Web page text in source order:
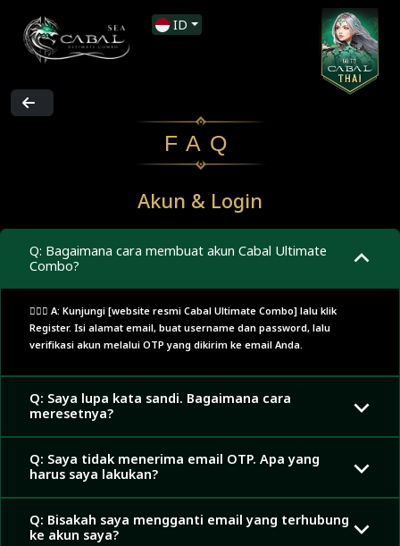
ID
FAQ
Akun & Login
Q: Bagaimana cara membuat akun Cabal Ultimate
Combo?
🙋🏼‍♂️ A: Kunjungi [website resmi Cabal Ultimate Combo] lalu klik
Register. Isi alamat email, buat username dan password, lalu
verifikasi akun melalui OTP yang dikirim ke email Anda.
Q: Saya lupa kata sandi. Bagaimana cara
meresetnya?
Q: Saya tidak menerima email OTP. Apa yang
harus saya lakukan?
Q: Bisakah saya mengganti email yang terhubung
ke akun saya?